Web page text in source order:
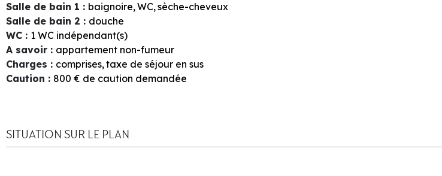
Salle de bain 1 : baignoire WC sèche-cheveux
Salle de bain 2 : douche
WC : 1 WC indépendant(s)
A savoir : appartement non-fumeur
Charges : comprises taxe de séjour en sus
Caution : 800 € de caution demandée
SITUATION SUR LE PLAN